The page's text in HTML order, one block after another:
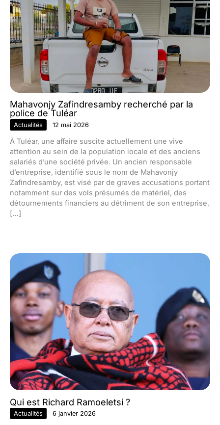
Mahavonjy Zafindresamby recherché par la
police de Tuléar
Actualités 12 mai 2026
À Tuléar, une affaire suscite actuellement une vive
attention au sein de la population locale et des anciens
salariés d’une société privée. Un ancien responsable
d’entreprise, identifié sous le nom de Mahavonjy
Zafindresamby, est visé par de graves accusations portant
notamment sur des vols présumés de matériel, des
détournements financiers au détriment de son entreprise,
[…]
Qui est Richard Ramoeletsi ?
Actualités 6 janvier 2026